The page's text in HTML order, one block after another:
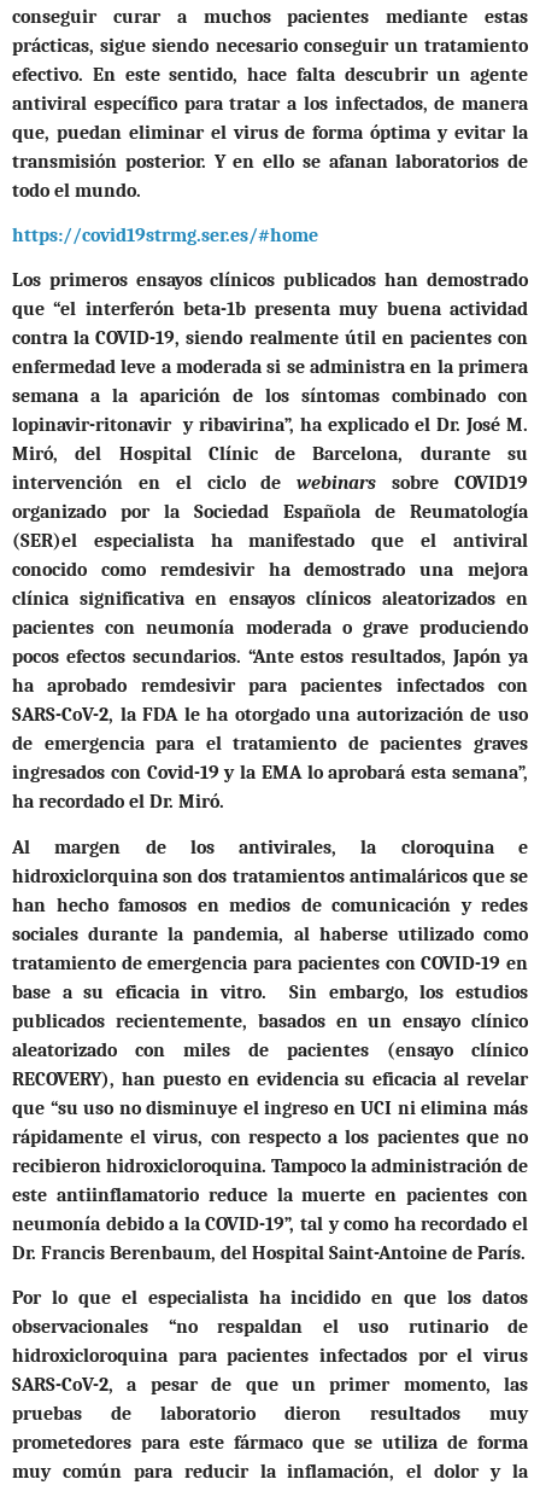
conseguir curar a muchos pacientes mediante estas
prácticas, sigue siendo necesario conseguir un tratamiento
efectivo. En este sentido, hace falta descubrir un agente
antiviral específico para tratar a los infectados, de manera
que, puedan eliminar el virus de forma óptima y evitar la
transmisión posterior. Y en ello se afanan laboratorios de
todo el mundo.
https://covid19strmg.ser.es/#home
Los primeros ensayos clínicos publicados han demostrado
que “el interferón beta-1b presenta muy buena actividad
contra la COVID-19, siendo realmente útil en pacientes con
enfermedad leve a moderada si se administra en la primera
semana a la aparición de los síntomas combinado con
lopinavir-ritonavir y ribavirina”, ha explicado el Dr. José M.
Miró, del Hospital Clínic de Barcelona, durante su
intervención en el ciclo dewebinars sobre COVID19
organizado por la Sociedad Española de Reumatología
(SER)el especialista ha manifestado que el antiviral
conocido como remdesivir ha demostrado una mejora
clínica significativa en ensayos clínicos aleatorizados en
pacientes con neumonía moderada o grave produciendo
pocos efectos secundarios. “Ante estos resultados, Japón ya
ha aprobado remdesivir para pacientes infectados con
SARS-CoV-2, la FDA le ha otorgado una autorización de uso
de emergencia para el tratamiento de pacientes graves
ingresados con Covid-19 y la EMA lo aprobará esta semana”,
ha recordado el Dr. Miró.
Al margen de los antivirales, la cloroquina e
hidroxiclorquina son dos tratamientos antimaláricos que se
han hecho famosos en medios de comunicación y redes
sociales durante la pandemia, al haberse utilizado como
tratamiento de emergencia para pacientes con COVID-19 en
base a su eficacia in vitro. Sin embargo, los estudios
publicados recientemente, basados en un ensayo clínico
aleatorizado con miles de pacientes (ensayo clínico
RECOVERY), han puesto en evidencia su eficacia al revelar
que “su uso no disminuye el ingreso en UCI ni elimina más
rápidamente el virus, con respecto a los pacientes que no
recibieron hidroxicloroquina. Tampoco la administración de
este antiinflamatorio reduce la muerte en pacientes con
neumonía debido a la COVID-19”, tal y como ha recordado el
Dr. Francis Berenbaum, del Hospital Saint-Antoine de París.
Por lo que el especialista ha incidido en que los datos
observacionales “no respaldan el uso rutinario de
hidroxicloroquina para pacientes infectados por el virus
SARS-CoV-2, a pesar de que un primer momento, las
pruebas de laboratorio dieron resultados muy
prometedores para este fármaco que se utiliza de forma
muy común para reducir la inflamación, el dolor y la